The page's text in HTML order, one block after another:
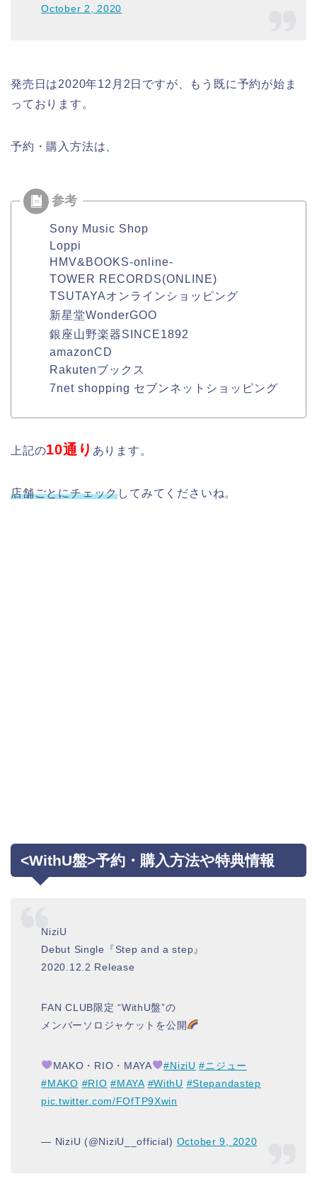
October 2, 2020
発売日は2020年12月2日ですが、もう既に予約が始ま
っております。
予約・購入方法は、
Sony Music Shop
Loppi
HMV&BOOKS-online-
TOWER RECORDS(ONLINE)
TSUTAYAオンラインショッピング
新星堂WonderGOO
銀座山野楽器SINCE1892
amazonCD
Rakutenブックス
7net shopping セブンネットショッピング
上記の10通り あります。
店舗ごとにチェックしてみてくださいね。
<WithU盤>予約・購入方法や特典情報
NiziU
Debut Single『Step and a step』
2020.12.2 Release
FAN CLUB限定 “WithU盤”の
メンバーソロジャケットを公開
MAKO・RIO・MAYA #NiziU #ニジュー
#MAKO #RIO #MAYA #WithU #Stepandastep
pic.twitter.com/FOfTP9Xwin
— NiziU (@NiziU__official) October 9, 2020